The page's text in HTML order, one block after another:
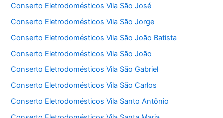
Conserto Eletrodomésticos Vila São José
Conserto Eletrodomésticos Vila São Jorge
Conserto Eletrodomésticos Vila São João Batista
Conserto Eletrodomésticos Vila São João
Conserto Eletrodomésticos Vila São Gabriel
Conserto Eletrodomésticos Vila São Carlos
Conserto Eletrodomésticos Vila Santo Antônio